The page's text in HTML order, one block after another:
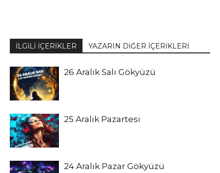
İLGİLİ İÇERİKLER YAZARIN DİĞER İÇERİKLERİ
26 Aralık Salı Gökyüzü
25 Aralık Pazartesi
24 Aralık Pazar Gökyüzü